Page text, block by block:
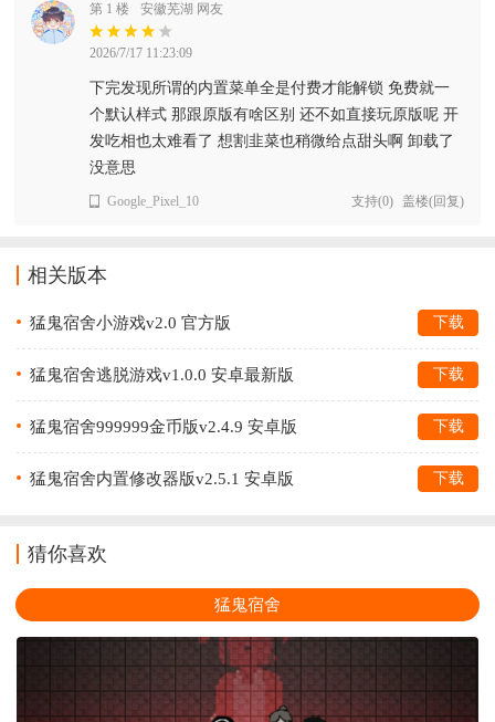
第 1 楼 安徽芜湖 网友
2026/7/17 11:23:09
下完发现所谓的内置菜单全是付费才能解锁 免费就一
个默认样式 那跟原版有啥区别 还不如直接玩原版呢 开
发吃相也太难看了 想割韭菜也稍微给点甜头啊 卸载了
没意思
Google_Pixel_10 支持(0) 盖楼(回复)
相关版本
猛鬼宿舍小游戏v2.0 官方版 下载
猛鬼宿舍逃脱游戏v1.0.0 安卓最新版 下载
猛鬼宿舍999999金币版v2.4.9 安卓版 下载
猛鬼宿舍内置修改器版v2.5.1 安卓版 下载
猜你喜欢
猛鬼宿舍